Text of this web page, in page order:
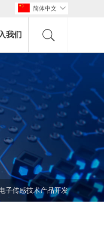
简体中文 
我们
子传感技术产品开发